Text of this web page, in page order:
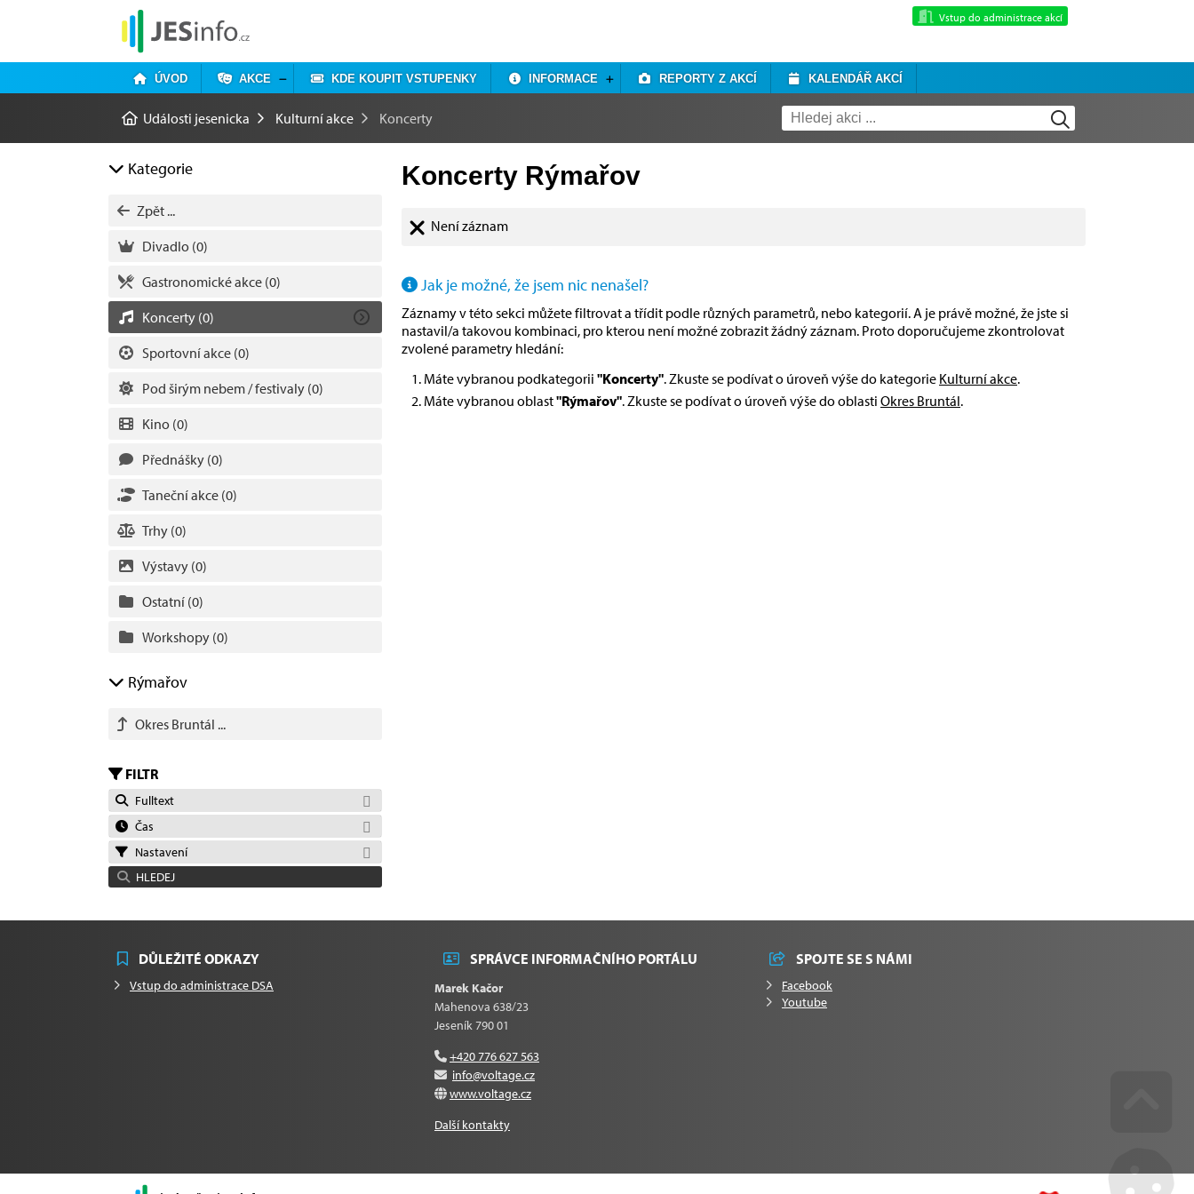
Vstup do administrace akcí
ÚVOD AKCE KDE KOUPIT VSTUPENKY INFORMACE REPORTY Z AKCÍ KALENDÁŘ AKCÍ
Události jesenicka Kulturní akce Koncerty
Kategorie
Zpět ...
Divadlo (0)
Gastronomické akce (0)
Koncerty (0)
Sportovní akce (0)
Pod širým nebem / festivaly (0)
Kino (0)
Přednášky (0)
Taneční akce (0)
Trhy (0)
Výstavy (0)
Ostatní (0)
Workshopy (0)
Rýmařov
Okres Bruntál ...
FILTR
Fulltext
Čas
Nastavení
HLEDEJ
Koncerty Rýmařov
Není záznam
Jak je možné, že jsem nic nenašel?
Záznamy v této sekci můžete filtrovat a třídit podle různých parametrů, nebo kategorií. A je právě možné, že jste si
nastavil/a takovou kombinaci, pro kterou není možné zobrazit žádný záznam. Proto doporučujeme zkontrolovat
zvolené parametry hledání:
Máte vybranou podkategorii "Koncerty". Zkuste se podívat o úroveň výše do kategorie Kulturní akce.
Máte vybranou oblast"Rýmařov". Zkuste se podívat o úroveň výše do oblasti Okres Bruntál.
DŮLEŽITÉ ODKAZY
Vstup do administrace DSA
SPRÁVCE INFORMAČNÍHO PORTÁLU
Marek Kačor
Mahenova 638/23
Jeseník 790 01
+420 776 627 563
info@voltage.cz
www.voltage.cz
Další kontakty
SPOJTE SE S NÁMI
Facebook
Youtube